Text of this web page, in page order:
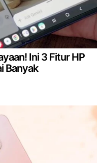
Ini 3 Fitur HP
Banyak